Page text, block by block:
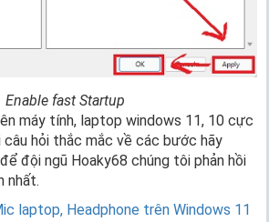
Enable fast Startup
máy tính, laptop windows 11, 10 cực
hỏi thắc mắc về các bước hãy
đội ngũ Hoaky68 chúng tôi phản hồi
nhất.
laptop, Headphone trên Windows 11